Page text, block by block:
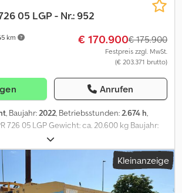
km
05 LGP - Nr.: 952
€ 170.900€ 175.900
Festpreis zzgl. MwSt.
(€ 203.371 brutto)
Anrufen
, Baujahr:2022, Betriebsstunden:2.674 h,
726 05 LGP Gewicht: ca. 20.600 kg Baujahr:
ca. 2.674 h Klimaautomatik 6-Wege-
mm, klappbar (+ 2x500 mm) 3-Zahn-
815 mm Maschinenbreite : ca. 2.955
D No Rof Änderungen, Zwischenverkauf und
vorbehalten. Die Beschreibung dient
Kleinanzeige